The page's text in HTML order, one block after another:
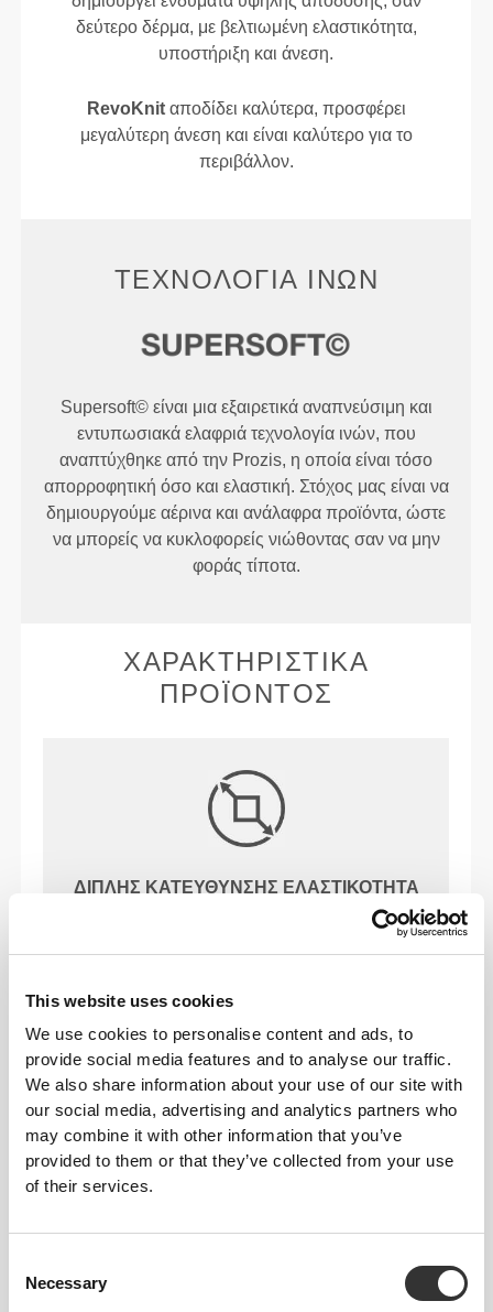
This website uses cookies
We use cookies to personalise content and ads, to
provide social media features and to analyse our traffic.
We also share information about your use of our site with
our social media, advertising and analytics partners who
may combine it with other information that you’ve
provided to them or that they’ve collected from your use
of their services.
Selection
Necessary
δεύτερο δέρμα, με βελτιωμένη ελαστικότητα,
υποστήριξη και άνεση.
RevoKnitαποδίδει καλύτερα, προσφέρει
μεγαλύτερη άνεση και είναι καλύτερο για το
περιβάλλον.
ΤΕΧΝΟΛΟΓΊΑ ΙΝΏΝ
Supersoft© είναι μια εξαιρετικά αναπνεύσιμη και
εντυπωσιακά ελαφριά τεχνολογία ινών, που
αναπτύχθηκε από την Prozis, η οποία είναι τόσο
απορροφητική όσο και ελαστική. Στόχος μας είναι να
δημιουργούμε αέρινα και ανάλαφρα προϊόντα, ώστε
να μπορείς να κυκλοφορείς νιώθοντας σαν να μην
φοράς τίποτα.
ΧΑΡΑΚΤΗΡΙΣΤΙΚΆ
ΠΡΟΪΌΝΤΟΣ
ΔΙΠΛΉΣ ΚΑΤΕΎΘΥΝΣΗΣ ΕΛΑΣΤΙΚΌΤΗΤΑ
ΨΗΛΌΜΕΣΟ